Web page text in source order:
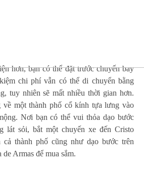
hơn, bạn có thể đặt trước chuyến bay
chi phí vẫn có thể di chuyển bằng
tuy nhiên sẽ mất nhiều thời gian hơn.
về một thành phố cổ kính tựa lưng vào
Nơi bạn có thể vui thỏa dạo bước
lát sỏi, bắt một chuyến xe đến Cristo
cả thành phố cũng như dạo bước trên
Armas để mua sắm.